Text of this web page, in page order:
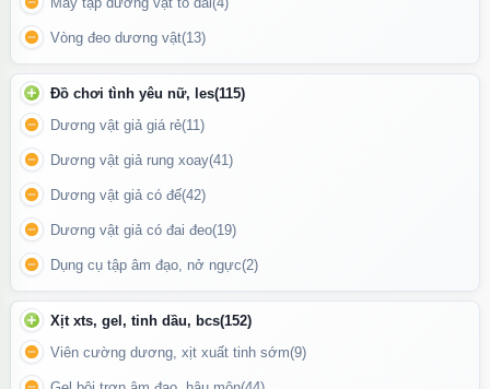
Chai hít The Glenburgie 98 Aged có xuất xứ từ USA
Cách sử dụng
Hít trực tiếp: Mở nắp chai và hít một lượng nhỏ từ khoảng cách
gần. Nên hít từ từ để cảm nhận tác dụng.
Không sử dụng quá nhiều: Hạn chế hít nhiều lần trong thời gian
ngắn để tránh tác dụng phụ
Vòng đeo dương vật(13)
Đồ chơi tình yêu nữ, les(115)
Dương vật giả giá rẻ(11)
Dương vật giả rung xoay(41)
Dương vật giả có đế(42)
Dương vật giả có đai đeo(19)
Dụng cụ tập âm đạo, nở ngực(2)
Xịt xts, gel, tinh dầu, bcs(152)
Viên cường dương, xịt xuất tinh sớm(9)